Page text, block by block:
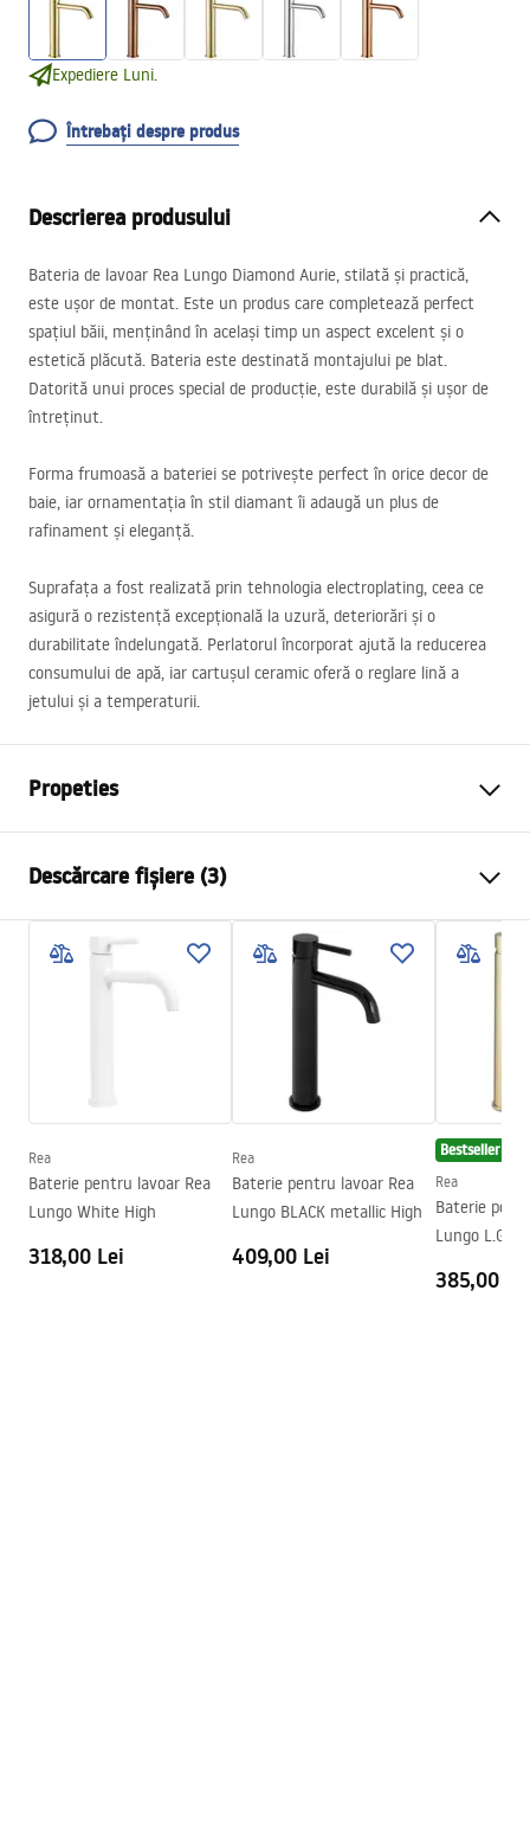
Expediere Luni.
Întrebați despre produs
Descrierea produsului
Bateria de lavoar Rea Lungo Diamond Aurie, stilată și practică,
este ușor de montat. Este un produs care completează perfect
spațiul băii, menținând în același timp un aspect excelent și o
estetică plăcută. Bateria este destinată montajului pe blat.
Datorită unui proces special de producție, este durabilă și ușor de
întreținut.
Forma frumoasă a bateriei se potrivește perfect în orice decor de
baie, iar ornamentația în stil diamant îi adaugă un plus de
rafinament și eleganță.
Suprafața a fost realizată prin tehnologia electroplating, ceea ce
asigură o rezistență excepțională la uzură, deteriorări și o
durabilitate îndelungată. Perlatorul încorporat ajută la reducerea
consumului de apă, iar cartușul ceramic oferă o reglare lină a
jetului și a temperaturii.
Propeties
Metodă de montaj
Culoare
De aur
Tip de gura de scurgere
Fixă
PVD
Diametru pentru conectare
Garantie
5 ani
Descărcare fișiere (3)
Condiții de garanție
Warranty_Terms_and_Conditions_Faucets_-_5.pdf
Informații de siguranță
Safety_Information_Faucets.pdf
Rea
Baterie pentru lavoar Rea
Lungo White High
318,00 Lei
Rea
Baterie pentru lavoar Rea
Lungo BLACK metallic High
409,00 Lei
Bestseller
Rea
Baterie
Lungo
385,00